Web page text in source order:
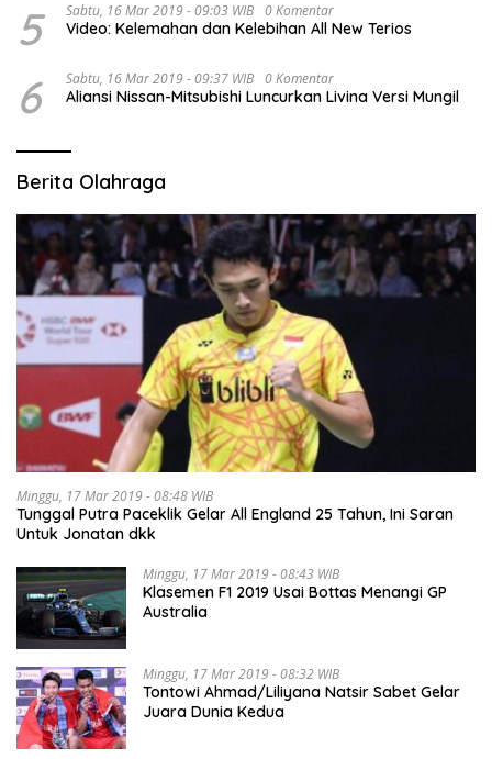
5 Sabtu, 16 Mar 2019 - 09:03 WIB 0 Komentar
Video: Kelemahan dan Kelebihan All New Terios
6 Sabtu, 16 Mar 2019 - 09:37 WIB 0 Komentar
Aliansi Nissan-Mitsubishi Luncurkan Livina Versi Mungil
Berita Olahraga
Minggu, 17 Mar 2019 - 08:48 WIB
Tunggal Putra Paceklik Gelar All England 25 Tahun, Ini Saran
Untuk Jonatan dkk
Minggu, 17 Mar 2019 - 08:43 WIB
Klasemen F1 2019 Usai Bottas Menangi GP
Australia
Minggu, 17 Mar 2019 - 08:32 WIB
Tontowi Ahmad/Liliyana Natsir Sabet Gelar
Juara Dunia Kedua